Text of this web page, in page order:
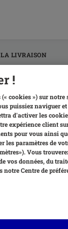
LIVRAISON
être
facturation
veillez
d’adresse de
!
cookies ») sur notre
puissiez naviguer
d'activer les
expérience client
pour vous ainsi
les paramètres de
Vous
vos données, du
Centre de